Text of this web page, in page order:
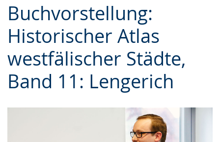
Buchvorstellung:
Historischer Atlas
westfälischer Städte,
Band 11: Lengerich
Leichten
Sprache
wechseln.
Audio-
Unterstützung.
Video
in
Deutscher
Gebärdensprache
angezeigt.